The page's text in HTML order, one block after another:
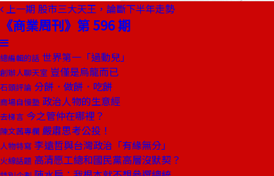
上一期 股市三大天王，論斷下半年走勢
《商業周刊》第 596 期
總編輯的話 世界第一「過動兒」
創辦人聊天室 豈僅是烏龍而已
石頭評論 分餅．做餅．吃餅
商場自慢塾 政治人物的生意經
去梯言 今之管仲在哪裡？
陳文茜專欄 嚴肅思考公投！
人物特寫 李遠哲與台灣政治「有緣無分」
火線話題 高清愿工總和國民黨高層沒默契？